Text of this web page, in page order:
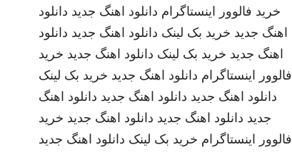
خرید فالوور اینستاگرام دانلود اهنگ جدید دانلود
اهنگ جدید خرید بک لینک دانلود اهنگ جدید دانلود
اهنگ جدید خرید بک لینک دانلود اهنگ جدید خرید
فالوور اینستاگرام دانلود اهنگ جدید خرید بک لینک
دانلود اهنگ جدید دانلود اهنگ جدید دانلود اهنگ
جدید دانلود اهنگ جدید دانلود اهنگ جدید خرید
فالوور اینستاگرام خرید بک لینک دانلود اهنگ جدید